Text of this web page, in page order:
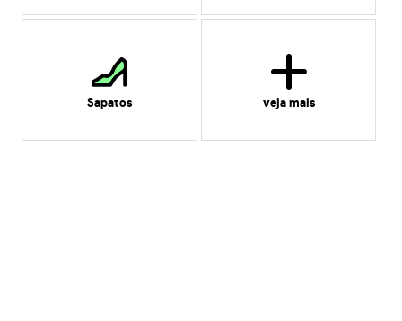
Sapatos veja mais